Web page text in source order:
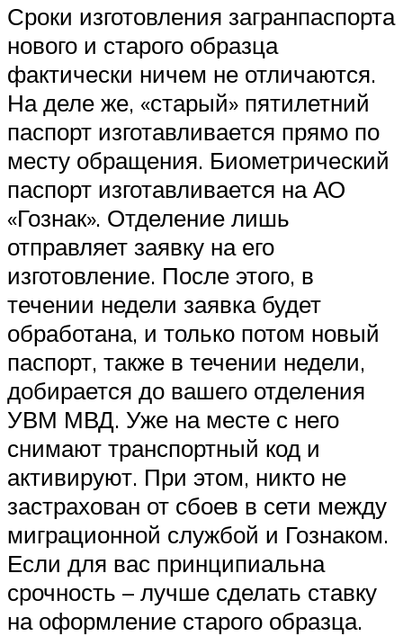
Сроки изготовления загранпаспорта
нового и старого образца
фактически ничем не отличаются.
На деле же, «старый» пятилетний
паспорт изготавливается прямо по
месту обращения. Биометрический
паспорт изготавливается на АО
«Гознак». Отделение лишь
отправляет заявку на его
изготовление. После этого, в
течении недели заявка будет
обработана, и только потом новый
паспорт, также в течении недели,
добирается до вашего отделения
УВМ МВД. Уже на месте с него
снимают транспортный код и
активируют. При этом, никто не
застрахован от сбоев в сети между
миграционной службой и Гознаком.
Если для вас принципиальна
срочность – лучше сделать ставку
на оформление старого образца.